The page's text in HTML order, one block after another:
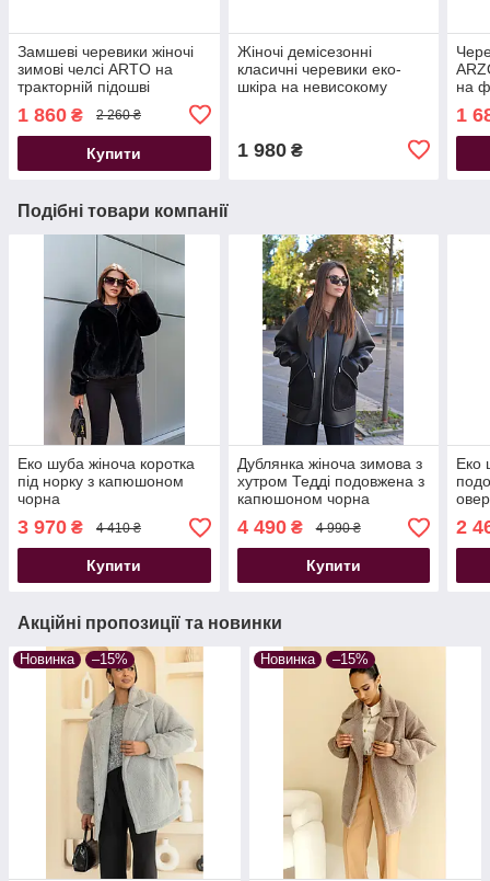
Замшеві черевики жіночі
зимові челсі ARTO на
тракторній підошві
1 860 ₴ 2 260 ₴
Купити
Жіночі демісезонні
класичні черевики еко-
шкіра на невисокому
1 980₴
на
1
Подібні товари компанії
Еко шуба жіноча коротка
під норку з капюшоном
чорна
3 970 ₴ 4 410 ₴
Купити
Дублянка жіноча зимова з
хутром Тедді подовжена з
капюшоном чорна
4 490₴ 4 990 ₴
Купити
Еко
2
Акційні пропозиції та новинки
Новинка –15% Новинка –15%